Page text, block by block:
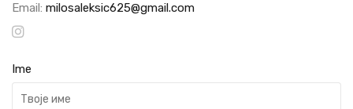
Email: milosaleksic625@gmail.com
Ime